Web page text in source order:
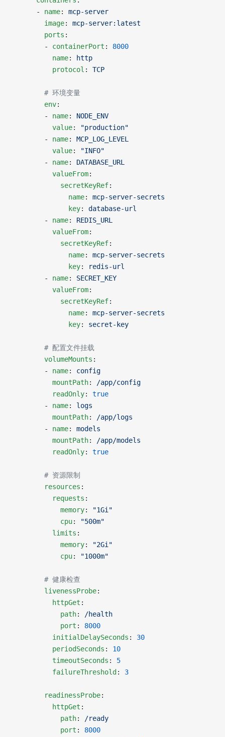
      -
name: mcp-server
        image
: mcp-server:latest
        ports
:
        -
containerPort : 8000
          name
:
http
          protocol
: TCP
        # 环境变量
        env
:
        -
name: NODE_ENV
          value
:
"production"
        -
name: MCP_LOG_LEVEL
          value
:
"INFO"
        -
name: DATABASE_URL
          valueFrom
:
            secretKeyRef
:
              name
: mcp-server-secrets
              key
: database-url
        -
name: REDIS_URL
          valueFrom
:
            secretKeyRef
:
              name
: mcp-server-secrets
              key
:
redis-url
        -
name: SECRET_KEY
          valueFrom
:
            secretKeyRef
:
              name
: mcp-server-secrets
              key
: secret-key
        # 配置文件挂载
        volumeMounts
:
        -
name: config
          mountPath
:
/app/config
          readOnly
: true
        -
name: logs
          mountPath
:
/app/logs
        -
name: models
          mountPath
:
/app/models
          readOnly
: true
        # 资源限制
        resources
:
          requests
:
            memory
:
"1Gi"
            cpu
:
"500m"
          limits
:
            memory
:
"2Gi"
            cpu
: "1000m"
        # 健康检查
        livenessProbe
:
          httpGet
:
            path
:
/health
            port
: 8000
          initialDelaySeconds
: 30
          periodSeconds
: 10
          timeoutSeconds
: 5
          failureThreshold
: 3
        readinessProbe
:
          httpGet
:
            path
:
/ready
            port
: 8000